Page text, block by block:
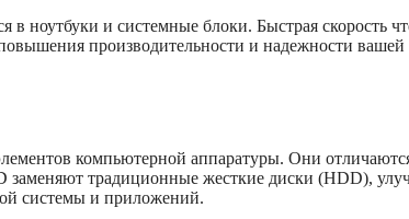
в ноутбуки и системные блоки. Быстрая скорость
производительности и надежности вашей
компьютерной аппаратуры. Они
заменяют традиционные жесткие диски (HDD),
системы и приложений.